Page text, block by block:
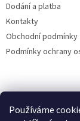
Používáme
Dodání a platba
Kontakty
Obchodní podmínky
Podmínky ochrany